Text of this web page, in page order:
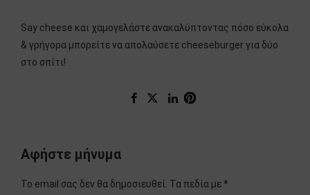
Say cheese και χαμογελάστε ανακαλύπτοντας πόσο εύκολα
& γρήγορα μπορείτε να απολαύσετε cheeseburger για δύο
στο σπίτι!
Αφήστε μήνυμα
Το email σας δεν θα δημοσιευθεί. Τα πεδία με *